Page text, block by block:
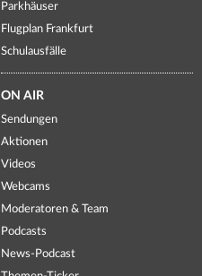
Parkhäuser
Flugplan Frankfurt
Schulausfälle
ON AIR
Sendungen
Aktionen
Videos
Webcams
Moderatoren & Team
Podcasts
News-Podcast